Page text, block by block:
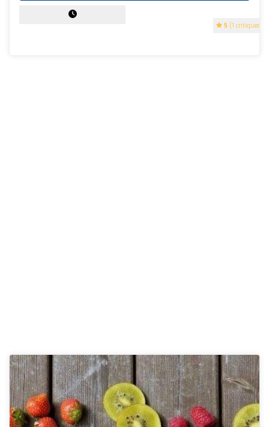
5 (1 critiques)